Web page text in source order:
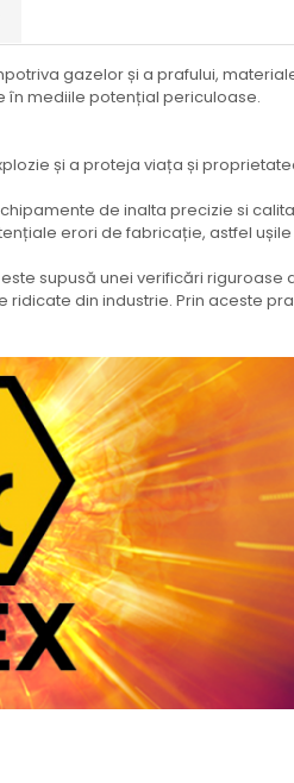
gazelor și a prafului,
în mediile potențial periculoase.
și a proteja viața și
de inalta precizie si
erori de fabricație, astfel
supusă unei verificări
din industrie. Prin aceste